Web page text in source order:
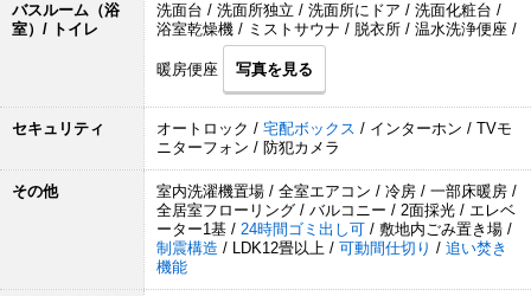
バスルーム（浴
室）/ トイレ
洗面台 / 洗面所独立 / 洗面所にドア / 洗面化粧台 /
浴室乾燥機 / ミストサウナ / 脱衣所 / 温水洗浄便座 /
暖房便座 写真を見る
セキュリティ オートロック / 宅配ボックス / インターホン / TVモ
ニターフォン / 防犯カメラ
その他
室内洗濯機置場 / 全室エアコン / 冷房 / 一部床暖房 /
全居室フローリング / バルコニー / 2面採光 / エレベ
ーター1基 / 24時間ゴミ出し可 / 敷地内ごみ置き場 /
制震構造 / LDK12畳以上 / 可動間仕切り / 追い焚き
機能